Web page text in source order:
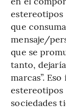
estereotipos
que
mensaje/
que se
tanto,
marcas”.
estereotipos
sociedades